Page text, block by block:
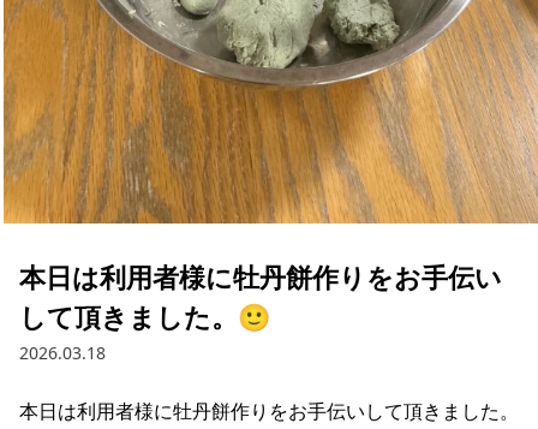
本日は利用者様に牡丹餅作りをお手伝い
して頂きました。🙂
2026.03.18
本日は利用者様に牡丹餅作りをお手伝いして頂きました。